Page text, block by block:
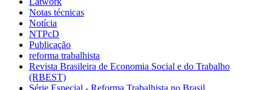
Notas técnicas
Notícia
NTPcD
Publicação
reforma trabalhista
Revista Brasileira de Economia Social e do Trabalho
(RBEST)